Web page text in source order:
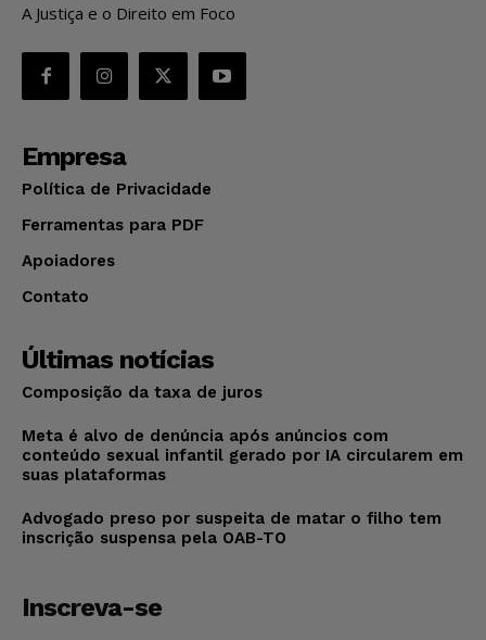
A Justiça e o Direito em Foco
Empresa
Política de Privacidade
Ferramentas para PDF
Apoiadores
Contato
Últimas notícias
Composição da taxa de juros
Meta é alvo de denúncia após anúncios com
conteúdo sexual infantil gerado por IA circularem em
suas plataformas
Advogado preso por suspeita de matar o filho tem
inscrição suspensa pela OAB-TO
Inscreva-se